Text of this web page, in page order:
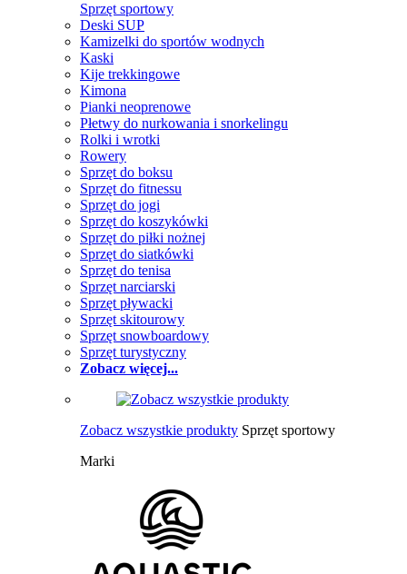
Sprzęt sportowy
Deski SUP
Kamizelki do sportów wodnych
Kaski
Kije trekkingowe
Kimona
Pianki neoprenowe
Płetwy do nurkowania i snorkelingu
Rolki i wrotki
Rowery
Sprzęt do boksu
Sprzęt do fitnessu
Sprzęt do jogi
Sprzęt do koszykówki
Sprzęt do piłki nożnej
Sprzęt do siatkówki
Sprzęt do tenisa
Sprzęt narciarski
Sprzęt pływacki
Sprzęt skitourowy
Sprzęt snowboardowy
Sprzęt turystyczny
Zobacz więcej...
Zobacz wszystkie produkty Sprzęt sportowy
Marki